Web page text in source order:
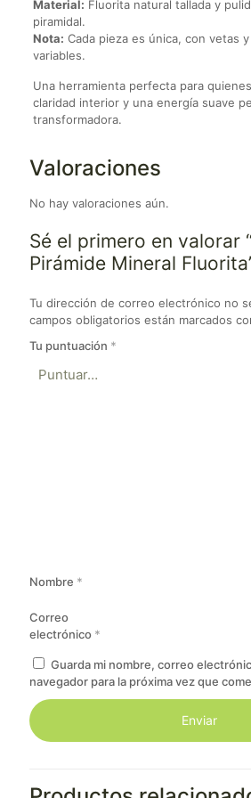
Material: Fluorita natural tallada y
piramidal.
Nota: Cada pieza es única, con vetas
variables.
Una herramienta perfecta para
claridad interior y una energía suave
transformadora.
Valoraciones
No hay valoraciones aún.
Sé el primero en valorar
Pirámide Mineral
Tu dirección de correo electrónico no
campos obligatorios están marcados
Tu puntuación *
Nombre *
Correo
electrónico *
Guarda mi nombre, correo
navegador para la próxima vez que